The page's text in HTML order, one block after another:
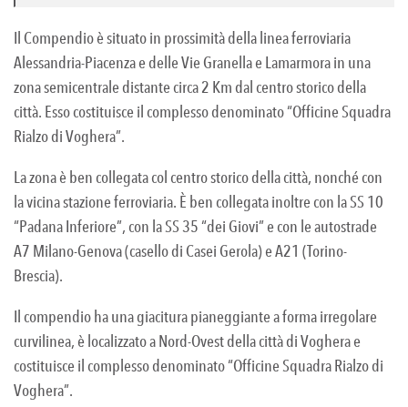
Il Compendio è situato in prossimità della linea ferroviaria
Alessandria-Piacenza e delle Vie Granella e Lamarmora in una
zona semicentrale distante circa 2 Km dal centro storico della
città. Esso costituisce il complesso denominato “Officine Squadra
Rialzo di Voghera”.
La zona è ben collegata col centro storico della città, nonché con
la vicina stazione ferroviaria. È ben collegata inoltre con la SS 10
“Padana Inferiore”, con la SS 35 “dei Giovi” e con le autostrade
A7 Milano-Genova (casello di Casei Gerola) e A21 (Torino-
Brescia).
Il compendio ha una giacitura pianeggiante a forma irregolare
curvilinea, è localizzato a Nord-Ovest della città di Voghera e
costituisce il complesso denominato “Officine Squadra Rialzo di
Voghera”.